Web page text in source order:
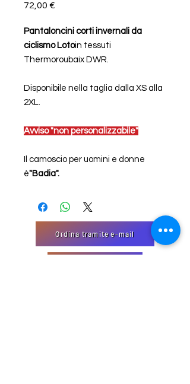
72,00 €
Pantaloncini corti invernali da
ciclismo Lotoin tessuti
Thermoroubaix DWR.
Disponibile nella taglia dalla XS alla
2XL.
Avviso "non personalizzabile"
Il camoscio per uomini e donne
è"Badia".
Ordina tramite e-mail